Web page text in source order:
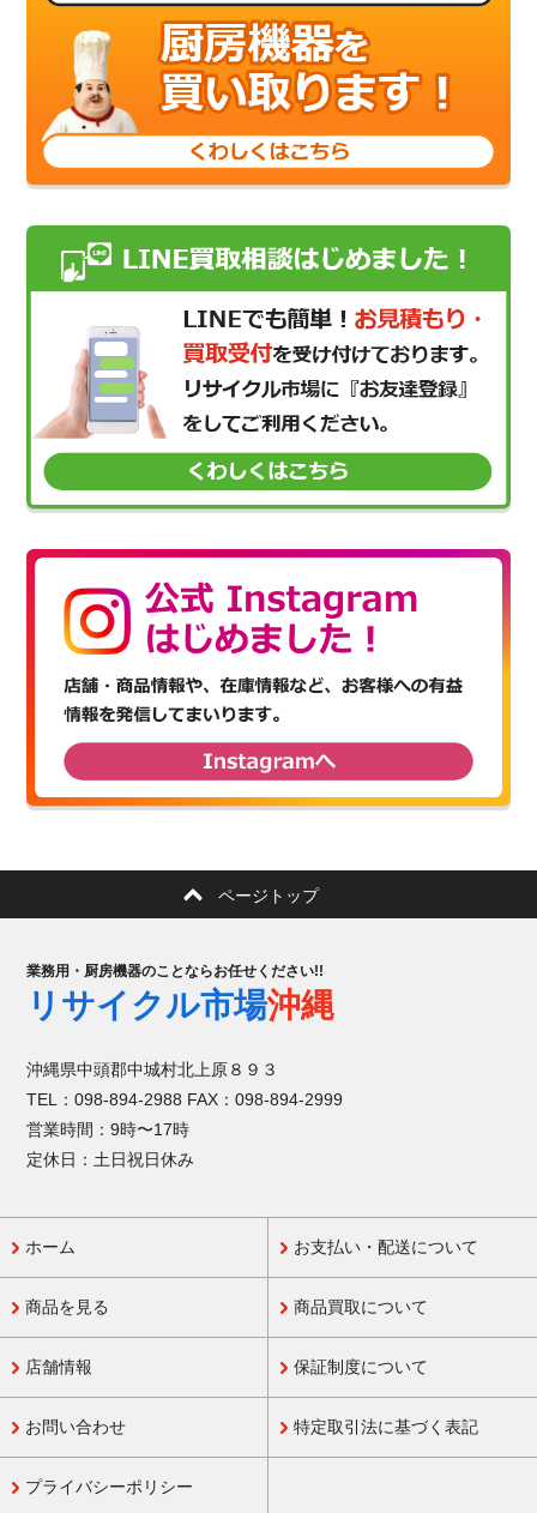
ページトップ
業務用・厨房機器のことならお任せください!!
リサイクル市場沖縄
沖縄県中頭郡中城村北上原８９３
TEL：098-894-2988 FAX：098-894-2999
営業時間：9時〜17時
定休日：土日祝日休み
ホーム
商品を見る
店舗情報
お問い合わせ
プライバシーポリシー
お支払い・配送について
商品買取について
保証制度について
特定取引法に基づく表記